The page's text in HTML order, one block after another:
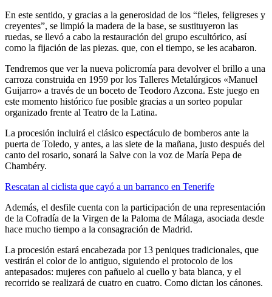
En este sentido, y gracias a la generosidad de los “fieles, feligreses y
creyentes”, se limpió la madera de la base, se sustituyeron las
ruedas, se llevó a cabo la restauración del grupo escultórico, así
como la fijación de las piezas. que, con el tiempo, se les acabaron.
Tendremos que ver la nueva policromía para devolver el brillo a una
carroza construida en 1959 por los Talleres Metalúrgicos «Manuel
Guijarro» a través de un boceto de Teodoro Azcona. Este juego en
este momento histórico fue posible gracias a un sorteo popular
organizado frente al Teatro de la Latina.
La procesión incluirá el clásico espectáculo de bomberos ante la
puerta de Toledo, y antes, a las siete de la mañana, justo después del
canto del rosario, sonará la Salve con la voz de María Pepa de
Chambéry.
Rescatan al ciclista que cayó a un barranco en Tenerife
Además, el desfile cuenta con la participación de una representación
de la Cofradía de la Virgen de la Paloma de Málaga, asociada desde
hace mucho tiempo a la consagración de Madrid.
La procesión estará encabezada por 13 peniques tradicionales, que
vestirán el color de lo antiguo, siguiendo el protocolo de los
antepasados: mujeres con pañuelo al cuello y bata blanca, y el
recorrido se realizará de cuatro en cuatro. Como dictan los cánones.